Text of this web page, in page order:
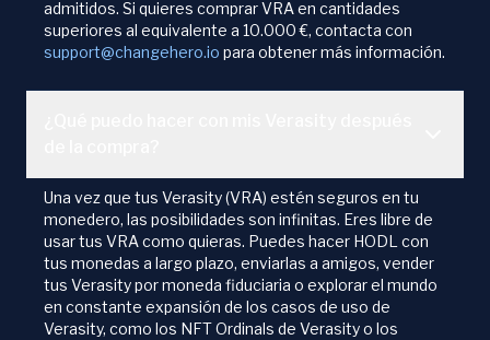
admitidos. Si quieres comprar VRA en cantidades
superiores al equivalente a 10.000 €, contacta con
support@changehero.io para obtener más información.
Una vez que tus Verasity (VRA) estén seguros en tu
monedero, las posibilidades son infinitas. Eres libre de
usar tus VRA como quieras. Puedes hacer HODL con
tus monedas a largo plazo, enviarlas a amigos, vender
tus Verasity por moneda fiduciaria o explorar el mundo
en constante expansión de los casos de uso de
Verasity, como los NFT Ordinals de Verasity o los